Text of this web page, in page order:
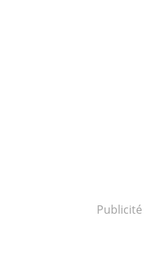
Publicité